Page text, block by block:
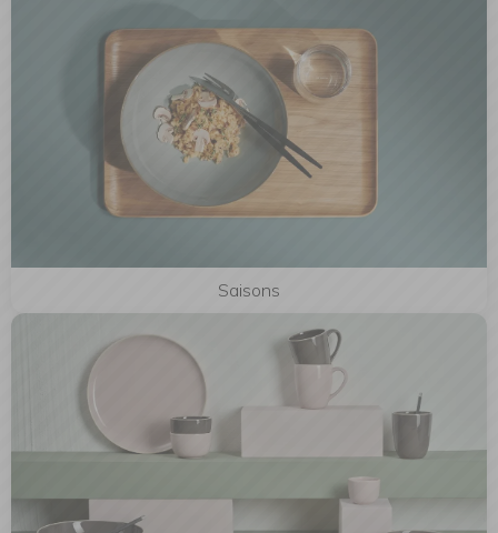
Saisons